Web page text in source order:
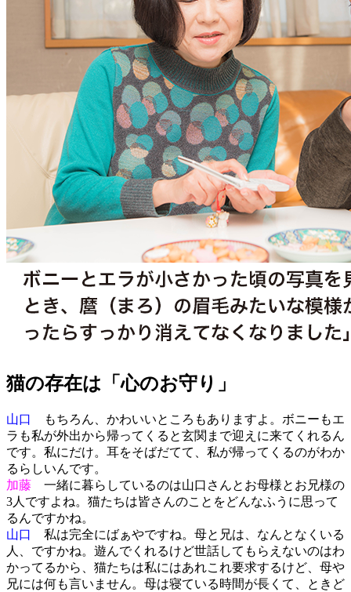
猫の存在は「心のお守り」
山口
もちろん、かわいいところもありますよ。ボニーもエ
ラも私が外出から帰ってくると玄関まで迎えに来てくれるん
です。私にだけ。耳をそばだてて、私が帰ってくるのがわか
るらしいんです。
加藤 一緒に暮らしているのは山口さんとお母様とお兄様の
3人ですよね。猫たちは皆さんのことをどんなふうに思って
るんですかね。
山口
私は完全にばぁやですね。母と兄は、なんとなくいる
人、ですかね。遊んでくれるけど世話してもらえないのはわ
かってるから、猫たちは私にはあれこれ要求するけど、母や
兄には何も言いません。母は寝ている時間が長くて、ときど